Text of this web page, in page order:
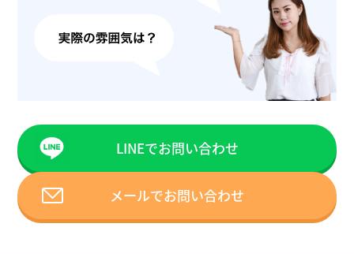
LINEでお問い合わせ
メールでお問い合わせ